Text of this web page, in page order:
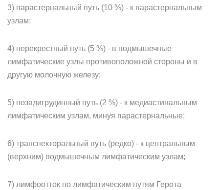
3) парастернальный путь (10 %) - к парастернальным
узлам;
4) перекрестный путь (5 %) - в подмышечные
лимфатические узлы противоположной стороны и в
другую молочную железу;
5) позадигрудинный путь (2 %) - к медиастинальным
лимфатическим узлам, минуя парастернальные;
6) транспекторальный путь (редко) - к центральным
(верхним) подмышечным лимфатическим узлам;
7) лимфоотток по лимфатическим путям Герота